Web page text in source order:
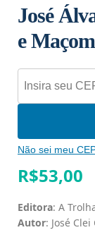
José
e Maçom
Não sei meu
R$53,00
Editora: A
Autor: José